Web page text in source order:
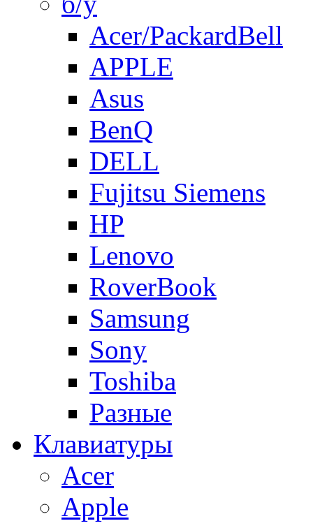
Acer/PackardBell
APPLE
Asus
BenQ
DELL
Fujitsu Siemens
HP
Lenovo
RoverBook
Samsung
Sony
Toshiba
Разные
Клавиатуры
Acer
Apple